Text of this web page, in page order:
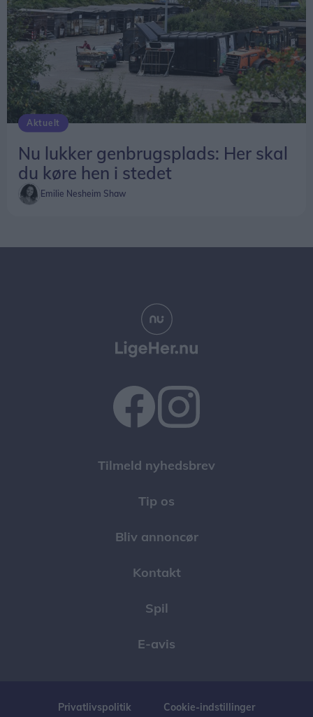
Aktuelt
Nu lukker genbrugsplads: Her skal
du køre hen i stedet
Emilie Nesheim Shaw
Tilmeld nyhedsbrev
Tip os
Bliv annoncør
Kontakt
Spil
E-avis
Privatlivspolitik Cookie-indstillinger